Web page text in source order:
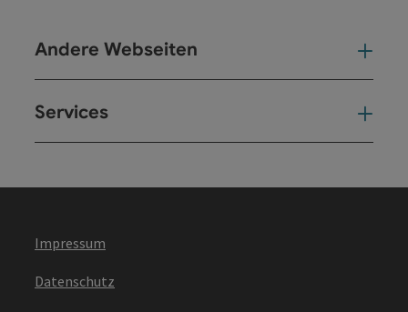
Andere Webseiten
Services
Impressum
Datenschutz